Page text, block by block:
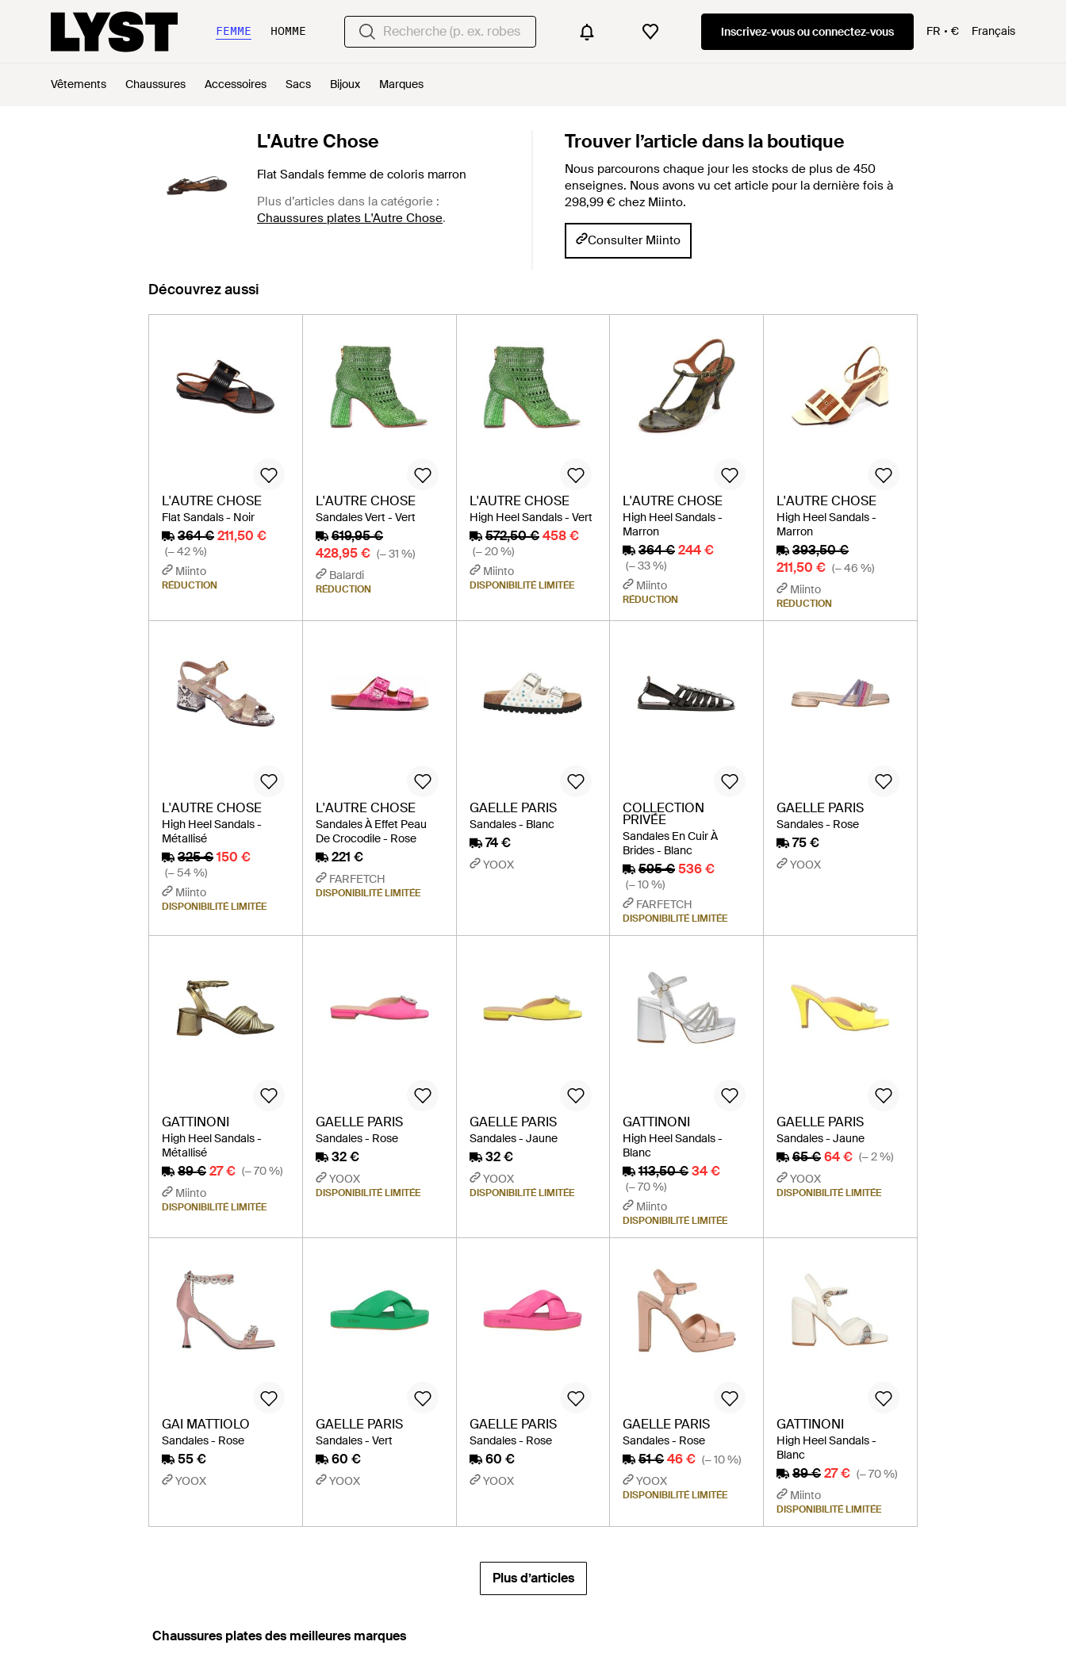
FEMME HOMME Inscrivez-vous ou connectez-vous FR € Français
Vêtements Chaussures Accessoires Sacs Bijoux Marques
L'Autre Chose
Flat Sandals femme de coloris marron
Plus d’articles dans la catégorie :
Chaussures plates L'Autre Chose.
Trouver l’article dans la boutique
Nous parcourons chaque jour les stocks de plus de 450
enseignes. Nous avons vu cet article pour la dernière fois à
298,99 € chez Miinto.
Consulter Miinto
Découvrez aussi
L'AUTRE CHOSE
Flat Sandals - Noir
364 €211,50 €
(− 42 %)
Miinto
RÉDUCTION
L'AUTRE CHOSE
Sandales Vert - Vert
619,95 €
428,95 € (− 31 %)
Balardi
RÉDUCTION
L'AUTRE CHOSE
High Heel Sandals - Vert
572,50 € 458 €
(− 20 %)
Miinto
DISPONIBILITÉ LIMITÉE
L'AUTRE CHOSE
High Heel Sandals -
Marron
364 € 244 €
(− 33 %)
Miinto
RÉDUCTION
L'AUTRE CHOSE
High Heel Sandals -
Marron
393,50 €
211,50 € (− 46 %)
Miinto
RÉDUCTION
L'AUTRE CHOSE
High Heel Sandals -
Métallisé
325 €150 €
(− 54 %)
Miinto
DISPONIBILITÉ LIMITÉE
L'AUTRE CHOSE
Sandales À Effet Peau
De Crocodile - Rose
221 €
FARFETCH
DISPONIBILITÉ LIMITÉE
GAELLE PARIS
Sandales - Blanc
74 €
YOOX
COLLECTION
PRIVÉE
Sandales En Cuir À
Brides - Blanc
595 € 536 €
(− 10 %)
FARFETCH
DISPONIBILITÉ LIMITÉE
GAELLE PARIS
Sandales - Rose
75 €
YOOX
GATTINONI
High Heel Sandals -
Métallisé
89 €27 € (− 70 %)
Miinto
DISPONIBILITÉ LIMITÉE
GAELLE PARIS
Sandales - Rose
32 €
YOOX
DISPONIBILITÉ LIMITÉE
GAELLE PARIS
Sandales - Jaune
32 €
YOOX
DISPONIBILITÉ LIMITÉE
GATTINONI
High Heel Sandals -
Blanc
113,50 € 34 €
(− 70 %)
Miinto
DISPONIBILITÉ LIMITÉE
GAELLE PARIS
Sandales - Jaune
65 €64 € (− 2 %)
YOOX
DISPONIBILITÉ LIMITÉE
GAI MATTIOLO
Sandales - Rose
55 €
YOOX
GAELLE PARIS
Sandales - Vert
60 €
YOOX
GAELLE PARIS
Sandales - Rose
60 €
YOOX
GAELLE PARIS
Sandales - Rose
51 € 46 € (− 10 %)
YOOX
DISPONIBILITÉ LIMITÉE
GATTINONI
High Heel Sandals -
Blanc
89 €27 € (− 70 %)
Miinto
DISPONIBILITÉ LIMITÉE
Plus d’articles
‪Chaussures plates‬ des meilleures marques